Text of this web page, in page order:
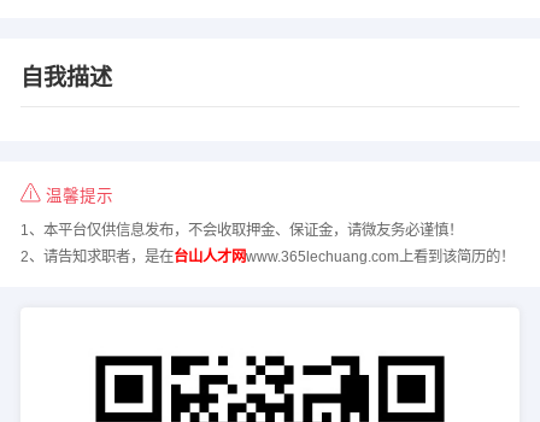
自我描述
温馨提示
1、本平台仅供信息发布，不会收取押金、保证金，请微友务必谨慎！
2、请告知求职者，是在台山人才网www.365lechuang.com上看到该简历的！